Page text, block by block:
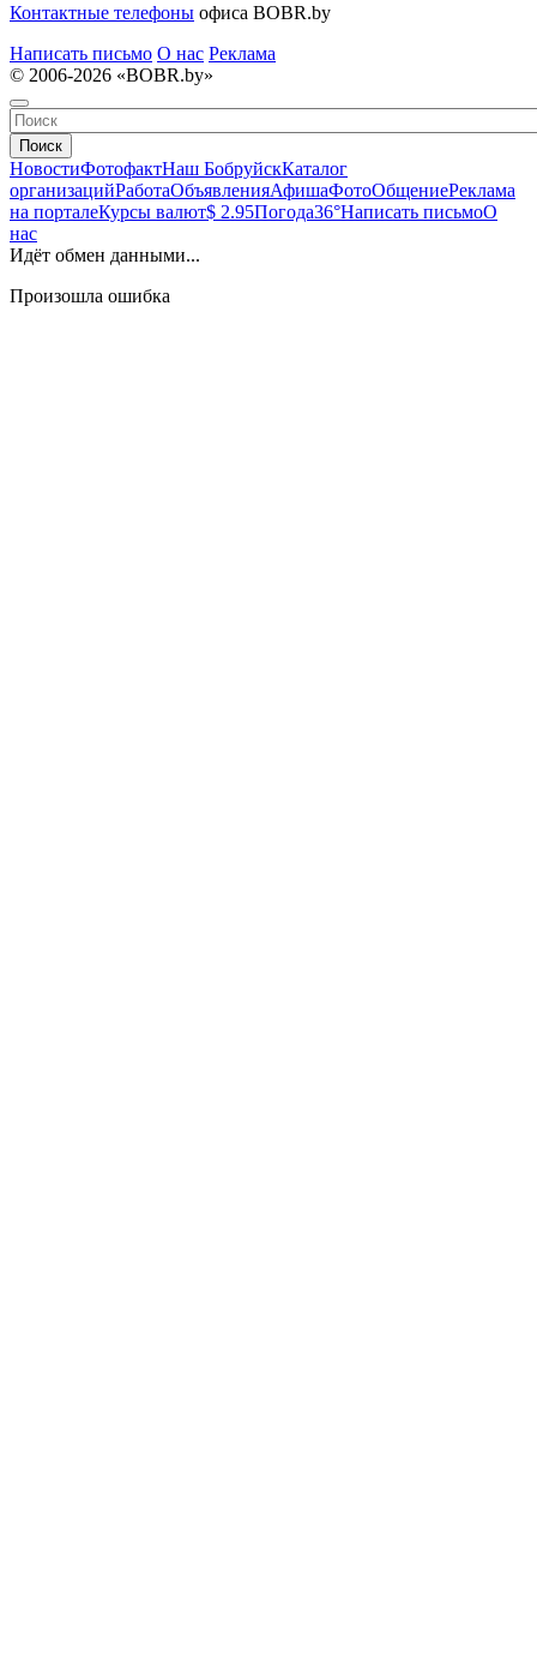
Контактные телефоны офиса BOBR.by
Написать письмо О нас Реклама
© 2006-2026 «BOBR.by»
Поиск
НовостиФотофактНаш БобруйскКаталог
организацийРаботаОбъявленияАфишаФотоОбщениеРеклама
на порталеКурсы валют$ 2.95Погода36°Написать письмоО
нас
Идёт обмен данными...
Произошла ошибка